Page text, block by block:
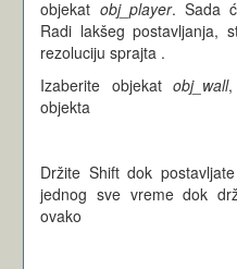
objekat obj_player. Sada
Radi lakšeg postavljanja,
rezoluciju sprajta .
Izaberite objekat obj_wall,
objekta
Držite Shift dok
jednog sve vreme dok
ovako